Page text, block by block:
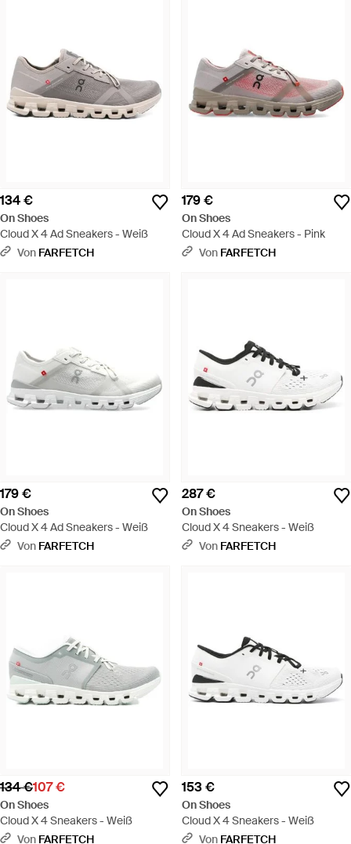
134 €
On Shoes
Cloud X 4 Ad Sneakers - Weiß
Von FARFETCH
179 €
On Shoes
Cloud X 4 Ad Sneakers - Pink
Von FARFETCH
179 €
On Shoes
Cloud X 4 Ad Sneakers - Weiß
Von FARFETCH
287 €
On Shoes
Cloud X 4 Sneakers - Weiß
Von FARFETCH
134 €107 €
On Shoes
Cloud X 4 Sneakers - Weiß
Von FARFETCH
153 €
On Shoes
Cloud X 4 Sneakers - Weiß
Von FARFETCH